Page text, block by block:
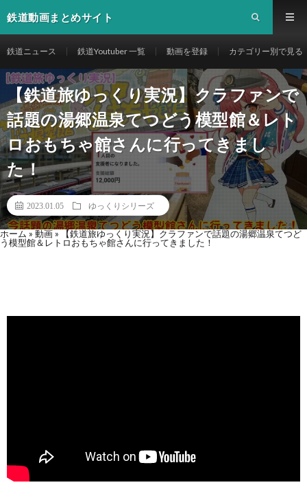
鉄道動画まとめサイト
鉄道ニュース 鉄道Youtuber 一覧 動画を登録 カテゴリー別で見る
【鉄道旅ゆっくり実況】クラファンで
話題の湯郷温泉てつどう模型館＆レト
ロおもちゃ館さんに行ってきまし
た！
2023.01.05 ゆっくりシリーズ
ホーム » 動画 » 【鉄道旅ゆっくり実況】クラファンで話題の湯郷温泉てつど
う模型館＆レトロおもちゃ館さんに行ってきました！